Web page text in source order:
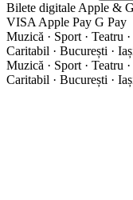
Bilete digitale Apple &
VISA Apple Pay G Pay
Muzică · Sport · Teatru
Caritabil · București ·
Muzică · Sport · Teatru
Caritabil · București ·